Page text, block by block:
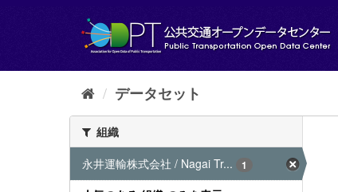
し
データセット
組織
永井運輸株式会社 / Nagai Tr...
1